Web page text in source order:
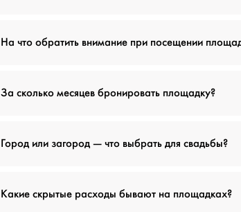
На что обратить внимание при посещении
За сколько месяцев бронировать площадку?
Город или загород — что выбрать для свадьбы?
Какие скрытые расходы бывают на площадках?